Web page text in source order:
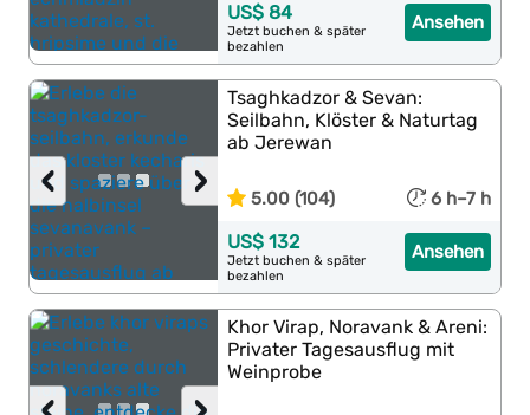
Ansehen
US$ 84
Jetzt buchen & später
bezahlen
›
‹
Tsaghkadzor & Sevan:
Seilbahn, Klöster & Naturtag
ab Jerewan
5.00 (104) 6 h–7 h
Ansehen
US$ 132
Jetzt buchen & später
bezahlen
Khor Virap, Noravank & Areni:
Privater Tagesausflug mit
Weinprobe